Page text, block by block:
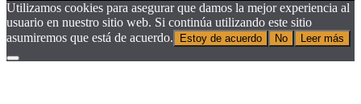
Utilizamos cookies para asegurar que damos la mejor experiencia al
usuario en nuestro sitio web. Si continúa utilizando este sitio
asumiremos que está de acuerdo.
Estoy de acuerdo No Leer más